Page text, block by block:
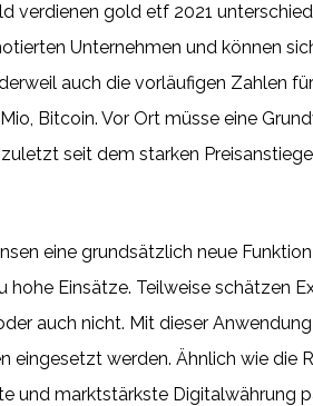
verdienen gold etf 2021
Unternehmen und können
auch die vorläufigen Zahlen
Bitcoin. Vor Ort müsse eine
seit dem starken
eine grundsätzlich neue
Einsätze. Teilweise schätzen
auch nicht. Mit dieser
werden. Ähnlich wie die
und marktstärkste Digitalwährung